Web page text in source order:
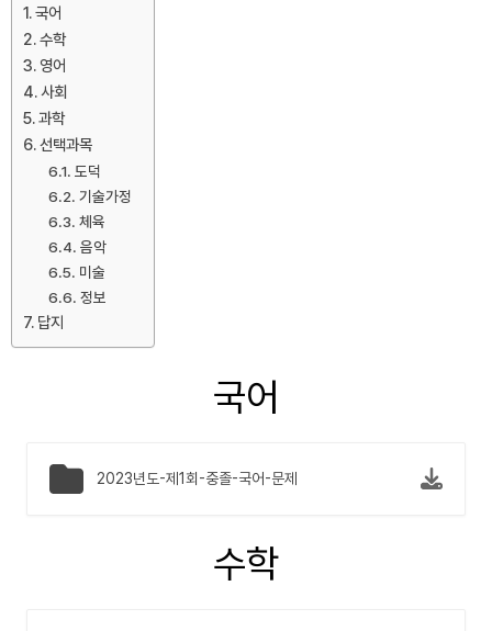
국어
수학
영어
사회
과학
선택과목
도덕
기술가정
체육
음악
미술
정보
답지
국어
2023년도-제1회-중졸-국어-문제
수학